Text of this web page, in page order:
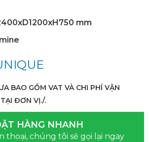
mm
BAO GỒM VAT VÀ CHI PHÍ VẬN
ĐƠN VỊ./.
HÀNG NHANH
thoại, chúng tôi sẽ gọi lại ngay